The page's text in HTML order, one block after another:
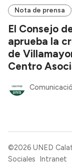
Nota de prensa
El Consejo
aprueba la
de
Centro
©2026 UNED
Sociales Intranet